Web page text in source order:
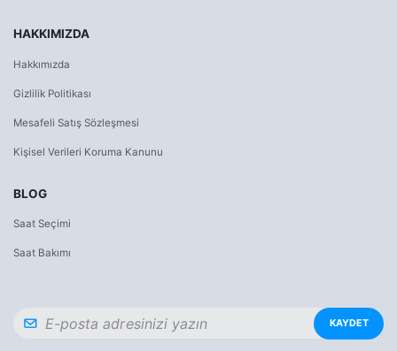
HAKKIMIZDA
Hakkımızda
Gizlilik Politikası
Mesafeli Satış Sözleşmesi
Kişisel Verileri Koruma Kanunu
BLOG
Saat Seçimi
Saat Bakımı
KAYDET